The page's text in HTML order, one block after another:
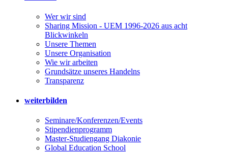
Wer wir sind
Sharing Mission - UEM 1996-2026 aus acht
Blickwinkeln
Unsere Themen
Unsere Organisation
Wie wir arbeiten
Grundsätze unseres Handelns
Transparenz
weiterbilden
Seminare/Konferenzen/Events
Stipendienprogramm
Master-Studiengang Diakonie
Global Education School